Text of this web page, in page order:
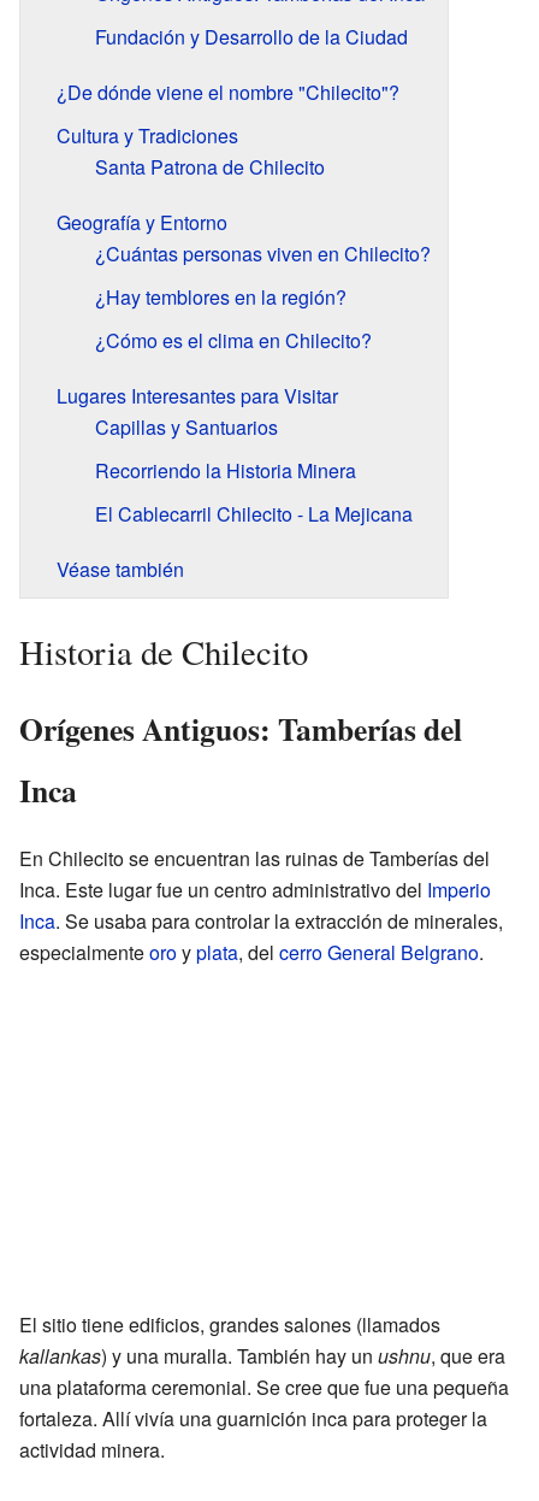
Fundación y Desarrollo de la Ciudad
¿De dónde viene el nombre "Chilecito"?
Cultura y Tradiciones
Santa Patrona de Chilecito
Geografía y Entorno
¿Cuántas personas viven en Chilecito?
¿Hay temblores en la región?
¿Cómo es el clima en Chilecito?
Lugares Interesantes para Visitar
Capillas y Santuarios
Recorriendo la Historia Minera
El Cablecarril Chilecito - La Mejicana
Véase también
Historia de Chilecito
Orígenes Antiguos: Tamberías del
Inca
En Chilecito se encuentran las ruinas de Tamberías del
Inca. Este lugar fue un centro administrativo del Imperio
Inca. Se usaba para controlar la extracción de minerales,
especialmenteoroyplata, del cerro General Belgrano.
El sitio tiene edificios, grandes salones (llamados
kallankas) y una muralla. También hay un ushnu, que era
una plataforma ceremonial. Se cree que fue una pequeña
fortaleza. Allí vivía una guarnición inca para proteger la
actividad minera.